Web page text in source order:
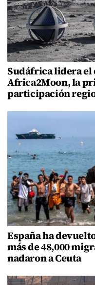
Sudáfrica lidera
Africa2Moon, la
participación
España ha
más de 48,000
nadaron a Ceuta